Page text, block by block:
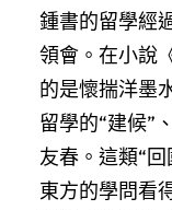
鍾書的留學經
領會。在小說
的是懷揣洋墨
留學的“建候”
友春。這類“
東方的學問看